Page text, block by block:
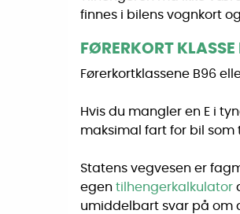
finnes i bilens vognkort
FØRERKORT KLASSE
Førerkortklassene B96
Hvis du mangler en E i
maksimal fart for bil som
Statens vegvesen er
egen tilhengerkalkulator
umiddelbart svar på om